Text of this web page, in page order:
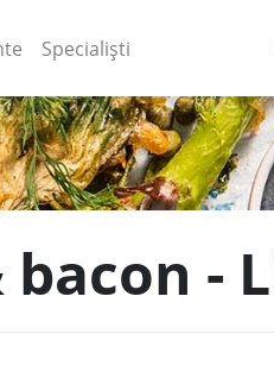
Specialiști
-